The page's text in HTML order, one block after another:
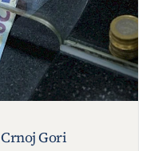
Crnoj Gori